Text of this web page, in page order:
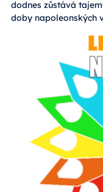
dodnes zůstává
doby napoleonských